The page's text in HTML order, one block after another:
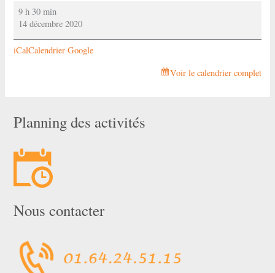
Baby
Gym
9 h 30 min
14 décembre 2020
iCalCalendrier Google
Voir le calendrier complet
Planning des activités
Nous contacter